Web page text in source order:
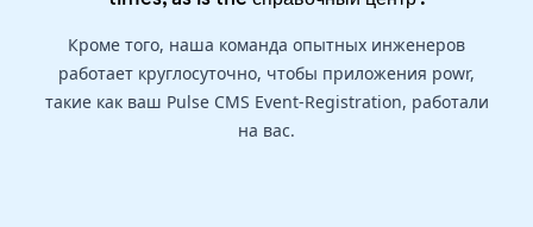
Кроме того, наша команда опытных инженеров
работает круглосуточно, чтобы приложения powr,
такие как ваш Pulse CMS Event-Registration, работали
на вас.